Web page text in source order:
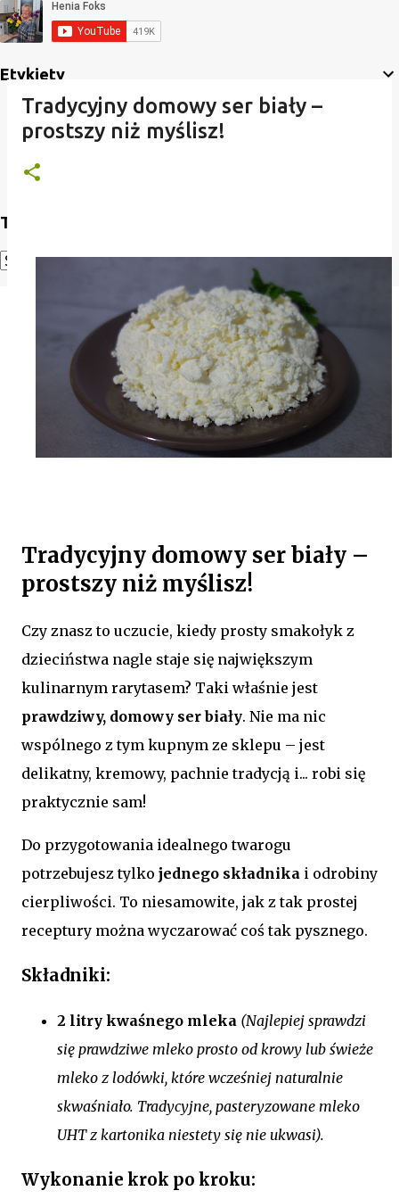
Etykiety
Translate
Tradycyjny domowy ser biały –
prostszy niż myślisz!
Tradycyjny domowy ser biały –
prostszy niż myślisz!
Czy znasz to uczucie, kiedy prosty smakołyk z
dzieciństwa nagle staje się największym
kulinarnym rarytasem? Taki właśnie jest
prawdziwy, domowy ser biały. Nie ma nic
wspólnego z tym kupnym ze sklepu – jest
delikatny, kremowy, pachnie tradycją i... robi się
praktycznie sam!
Do przygotowania idealnego twarogu
potrzebujesz tylko jednego składnika i odrobiny
cierpliwości. To niesamowite, jak z tak prostej
receptury można wyczarować coś tak pysznego.
Składniki:
2 litry kwaśnego mleka (Najlepiej sprawdzi
się prawdziwe mleko prosto od krowy lub świeże
mleko z lodówki, które wcześniej naturalnie
skwaśniało. Tradycyjne, pasteryzowane mleko
UHT z kartonika niestety się nie ukwasi).
Wykonanie krok po kroku: